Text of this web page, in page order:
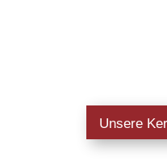
Unsere